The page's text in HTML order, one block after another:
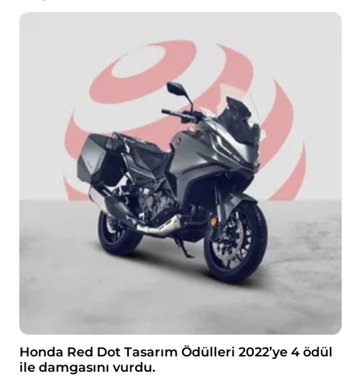
Honda Red Dot Tasarım Ödülleri 2022’ye 4 ödül
ile damgasını vurdu.